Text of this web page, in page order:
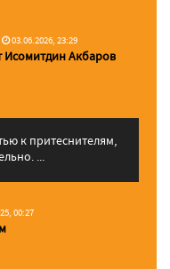
03.06.2026, 23:29
Исомитдин Акбаров
к притеснителям,
...
00:27